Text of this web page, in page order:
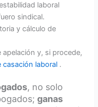
laboral
sindical.
y cálculo de
y, si procede,
casación laboral .
, no solo
ganas